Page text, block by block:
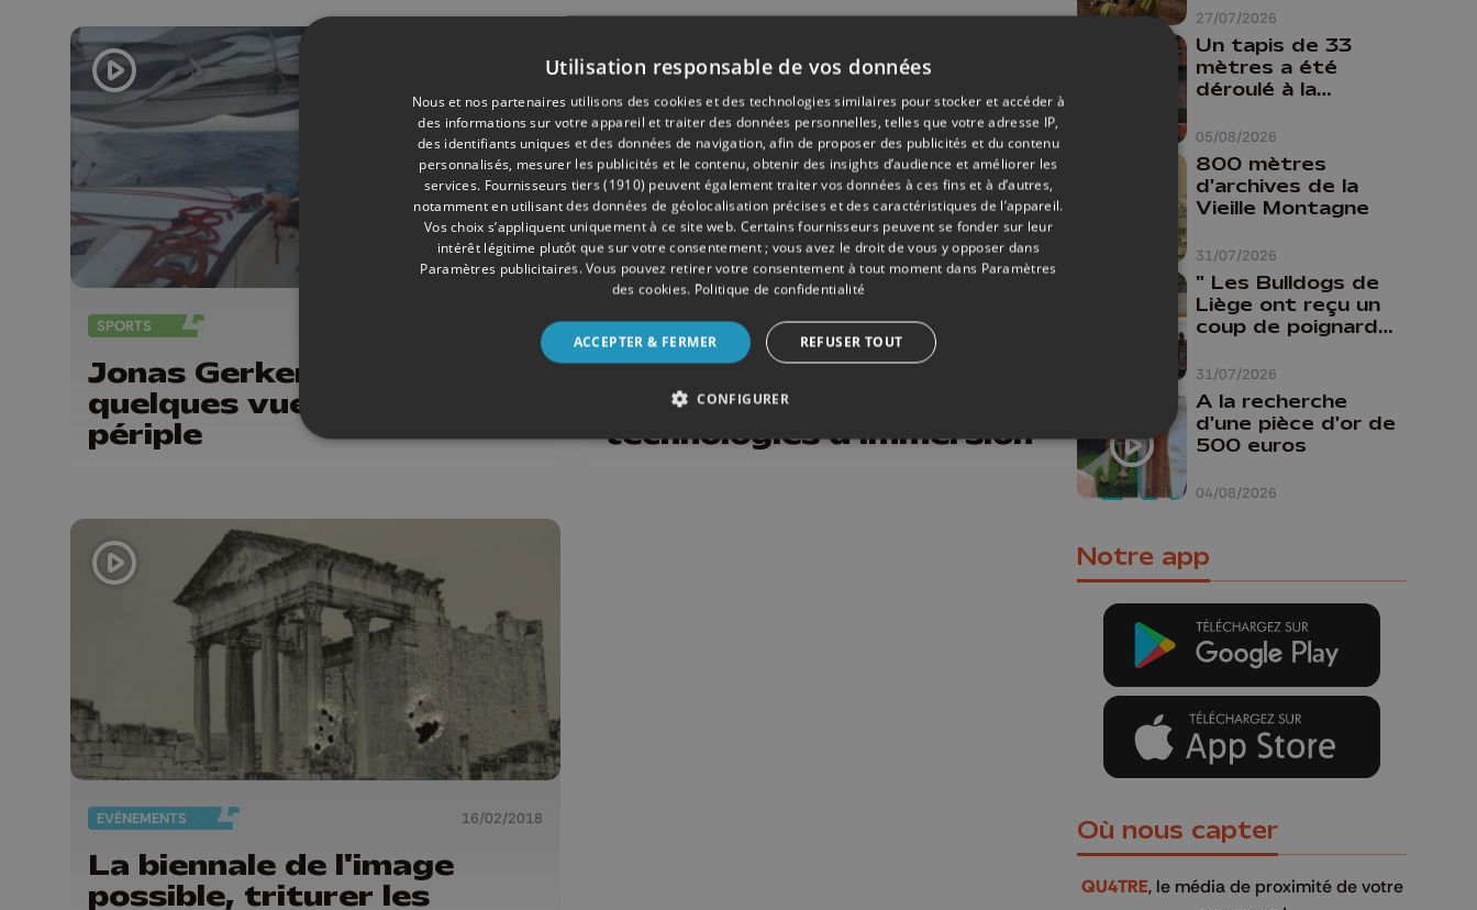
SPORTS
Jonas Gerkens partage
quelques vues de son
périple
SCIENCES
Liege Virtual Week,
plongée dans les
technologies d'immersion
EVÈNEMENTS 16/02/2018
La biennale de l'image
possible, triturer les
27/07/2026
province de Liège :
"Un citoyen qui
n'est formé ne
peut pas nous
aider"
05/08/2026
Un tapis de 33
mètres a été
déroulé à la
Liège
31/07/2026
800 mètres
d'archives de la
Vieille Montagne
31/07/2026
" Les Bulldogs de
Liège ont reçu un
coup de poignard
04/08/2026
A la recherche
d'une pièce d'or de
500 euros
Notre app
Où nous capter
QU4TRE, le média de proximité de votre
Utilisation responsable de vos données
Nous et nos partenaires utilisons des cookies et des technologies similaires pour stocker et accéder à
des informations sur votre appareil et traiter des données personnelles, telles que votre adresse IP,
des identifiants uniques et des données de navigation, afin de proposer des publicités et du contenu
personnalisés, mesurer les publicités et le contenu, obtenir des insights d’audience et améliorer les
services. Fournisseurs tiers (1910) peuvent également traiter vos données à ces fins et à d’autres,
notamment en utilisant des données de géolocalisation précises et des caractéristiques de l’appareil.
Vos choix s’appliquent uniquement à ce site web. Certains fournisseurs peuvent se fonder sur leur
intérêt légitime plutôt que sur votre consentement ; vous avez le droit de vous y opposer dans
Paramètres publicitaires. Vous pouvez retirer votre consentement à tout moment dans Paramètres
des cookies. Politique de confidentialité
ACCEPTER & FERMER REFUSER TOUT
CONFIGURER